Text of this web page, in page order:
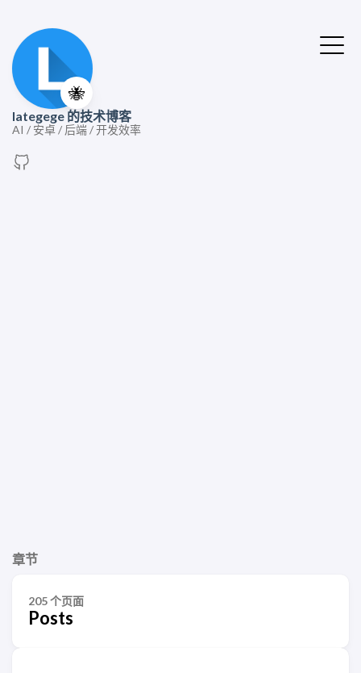
🐝
lategege 的技术博客
AI / 安卓 / 后端 / 开发效率
章节
205 个页面
Posts